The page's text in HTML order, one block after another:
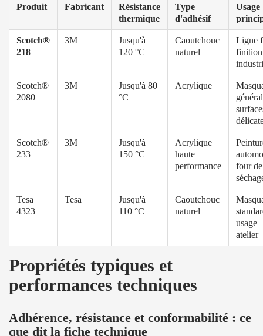
Produit Fabricant
Résistance
thermique
Type
d'adhésif
Usage
Scotch®
218
3M
Jusqu'à
120 °C
Caoutchouc
naturel
Ligne
finition
Scotch®
2080
3M
Jusqu'à 80
°C
Acrylique
Scotch®
233+
3M
Jusqu'à
150 °C
Acrylique
haute
performance
four de
Tesa
4323
Tesa
Jusqu'à
110 °C
Caoutchouc
naturel
usage
atelier
Propriétés typiques et
performances techniques
Adhérence, résistance et conformabilité : ce
que dit la fiche technique